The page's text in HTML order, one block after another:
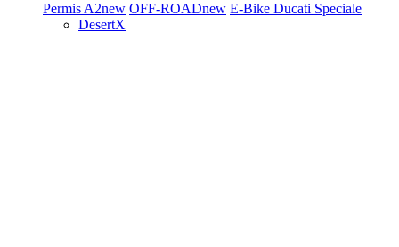
Permis A2new OFF-ROADnew E-Bike Ducati Speciale
DesertX